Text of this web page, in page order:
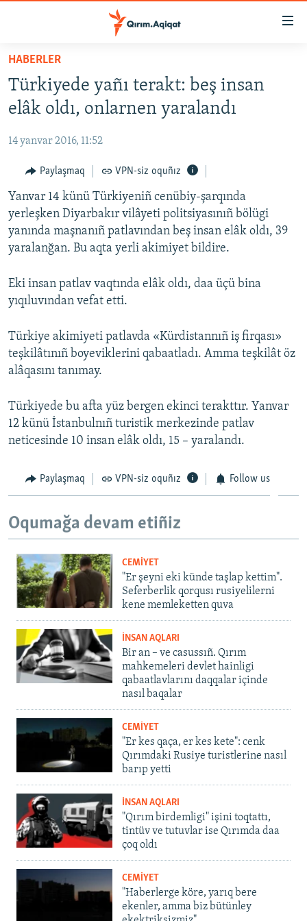
Esas
qaytmaq
Baş
qaytmaq
qaytmaq
HABERLER
SİYASET
CEMİYET
MEDENİYET
İNSAN AQLARI
VİDEO
SÜRET
FİKİR
Русский
Українською
HABERLER
Türkiyede yañı terakt: beş insan
elâk oldı, onlarnen yaralandı
14 yanvar 2016, 11:52
Paylaşmaq VPN-siz oquñız
Yanvar 14 künü Türkiyeniñ cenübiy-şarqında
yerleşken Diyarbakır vilâyeti politsiyasınıñ bölügi
yanında maşnanıñ patlavından beş insan elâk oldı, 39
yaralanğan. Bu aqta yerli akimiyet bildire.
Eki insan patlav vaqtında elâk oldı, daa üçü bina
yıqıluvından vefat etti.
Türkiye akimiyeti patlavda «Kürdistannıñ iş firqası»
teşkilâtınıñ boyeviklerini qabaatladı. Amma teşkilât öz
alâqasını tanımay.
Türkiyede bu afta yüz bergen ekinci terakttır. Yanvar
12 künü İstanbulnıñ turistik merkezinde patlav
neticesinde 10 insan elâk oldı, 15 – yaralandı.
Paylaşmaq VPN-siz oquñız Follow us
Oqumağa devam etiñiz
CEMİYET
"Er şeyni eki künde taşlap kettim".
Seferberlik qorqusı rusiyelilerni
kene memleketten quva
İNSAN AQLARI
Bir an – ve casussıñ. Qırım
mahkemeleri devlet hainligi
qabaatlavlarını daqqalar içinde
nasıl baqalar
CEMİYET
"Er kes qaça, er kes kete": cenk
Qırımdaki Rusiye turistlerine nasıl
barıp yetti
İNSAN AQLARI
"Qırım birdemligi" işini toqtattı,
tintüv ve tutuvlar ise Qırımda daa
çoq oldı
CEMİYET
"Haberlerge köre, yarıq bere
ekenler, amma biz bütünley